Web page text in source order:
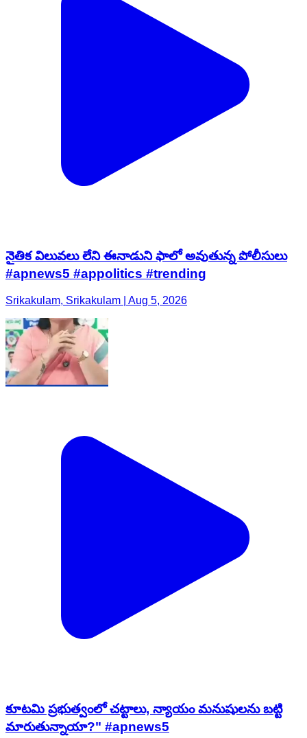
నైతిక విలువ‌లు లేని ఈనాడుని ఫాలో అవుతున్న పోలీసులు
#apnews5 #appolitics #trending
Srikakulam, Srikakulam | Aug 5, 2026
కూటమి ప్రభుత్వంలో చట్టాలు, న్యాయం మనుషులను బట్టి
మారుతున్నాయా?" #apnews5